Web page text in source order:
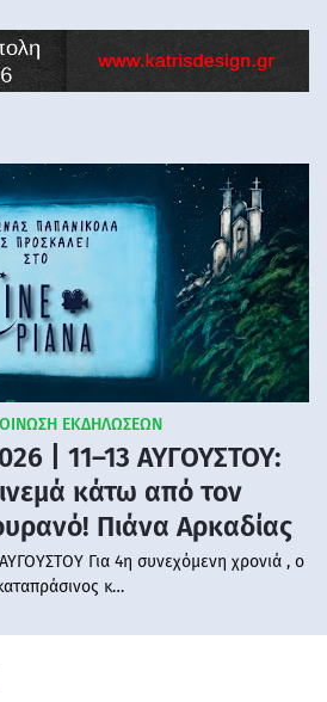
ΕΚΔΗΛΩΣΕΩΝ
| 11–13 ΑΥΓΟΥΣΤΟΥ:
κάτω από τον
Πιάνα Αρκαδίας
Για 4η συνεχόμενη χρονιά , ο
κ…